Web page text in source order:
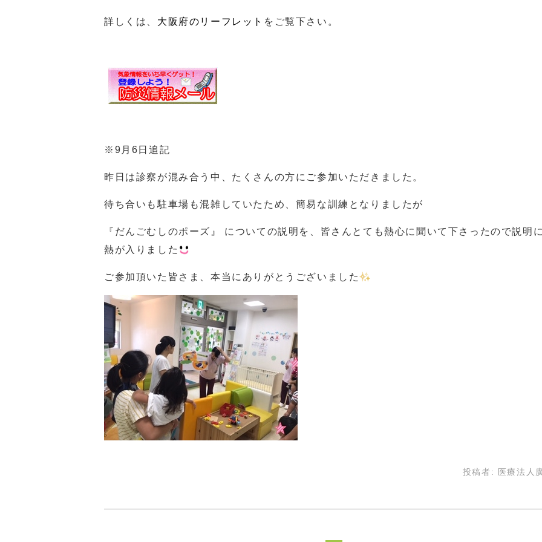
詳しくは、 大阪府のリーフレット をご覧下さい。
※9月6日追記
昨日は診察が混み合う中、たくさんの方にご参加いただきました。
待ち合いも駐車場も混雑していたため、簡易な訓練となりましたが
『だんごむしのポーズ』 についての説明を、皆さんとても熱心に聞いて下さったので説明
熱が入りました
ご参加頂いた皆さま、本当にありがとうございました
投稿者: 医療法人